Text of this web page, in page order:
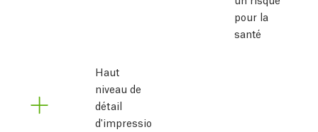
pour la
santé
Haut
niveau de
détail
d'impressio